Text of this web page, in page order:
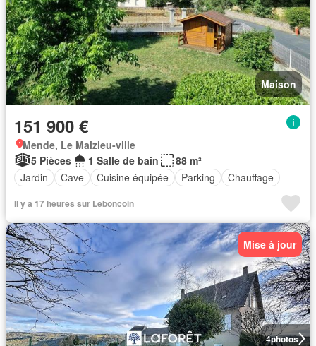
Maison
151 900 €
Mende, Le Malzieu-ville
5 Pièces
1 Salle de bain
88 m²
Jardin
Cave Cuisine équipée Parking Chauffage
Il y a 17 heures sur Leboncoin
4photos
Mise à jour